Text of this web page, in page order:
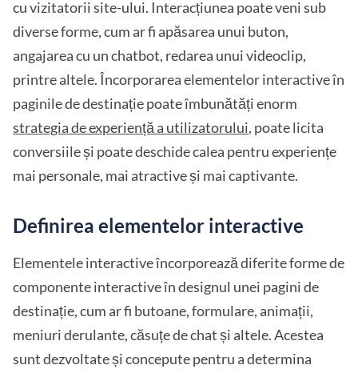
cu vizitatorii site-ului. Interacțiunea poate veni sub
diverse forme, cum ar fi apăsarea unui buton,
angajarea cu un chatbot, redarea unui videoclip,
printre altele. Încorporarea elementelor interactive în
paginile de destinație poate îmbunătăți enorm
strategia de experiență a utilizatorului, poate licita
conversiile și poate deschide calea pentru experiențe
mai personale, mai atractive și mai captivante.
Definirea elementelor interactive
Elementele interactive încorporează diferite forme de
componente interactive în designul unei pagini de
destinație, cum ar fi butoane, formulare, animații,
meniuri derulante, căsuțe de chat și altele. Acestea
sunt dezvoltate și concepute pentru a determina